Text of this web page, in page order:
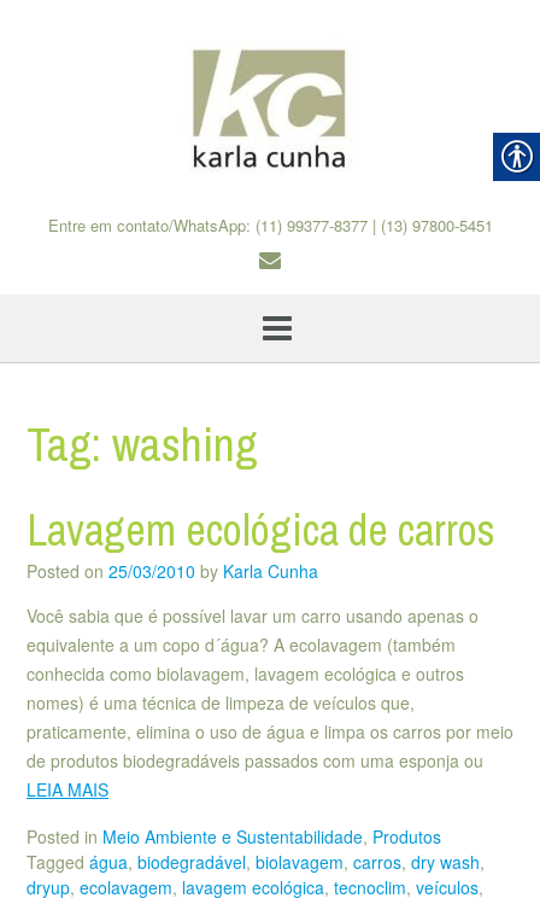
Entre em contato/WhatsApp: (11) 99377-8377 | (13) 97800-5451
Tag: washing
Lavagem ecológica de carros
Posted on 25/03/2010 by Karla Cunha
Você sabia que é possível lavar um carro usando apenas o
equivalente a um copo d´água? A ecolavagem (também
conhecida como biolavagem, lavagem ecológica e outros
nomes) é uma técnica de limpeza de veículos que,
praticamente, elimina o uso de água e limpa os carros por meio
de produtos biodegradáveis passados com uma esponja ou
LEIA MAIS
Posted in Meio Ambiente e Sustentabilidade, Produtos
Tagged água, biodegradável, biolavagem, carros, dry wash,
dryup, ecolavagem, lavagem ecológica, tecnoclim, veículos,